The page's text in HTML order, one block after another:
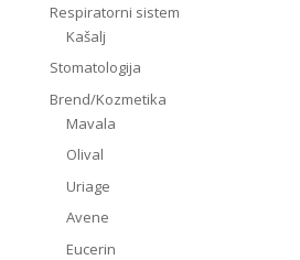
Respiratorni sistem
Kašalj
Stomatologija
Brend/Kozmetika
Mavala
Olival
Uriage
Avene
Eucerin